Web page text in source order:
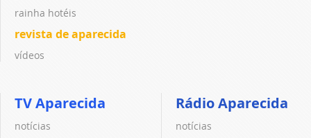
rainha hotéis
revista de aparecida
vídeos
TV Aparecida
notícias
Rádio Aparecida
notícias